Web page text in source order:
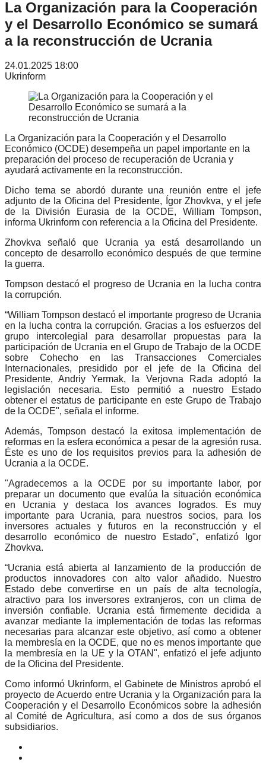
La Organización para la Cooperación
y el Desarrollo Económico se sumará
a la reconstrucción de Ucrania
24.01.2025 18:00
Ukrinform
La Organización para la Cooperación y el Desarrollo
Económico (OCDE) desempeña un papel importante en la
preparación del proceso de recuperación de Ucrania y
ayudará activamente en la reconstrucción.
Dicho tema se abordó durante una reunión entre el jefe
adjunto de la Oficina del Presidente, Ígor Zhovkva, y el jefe
de la División Eurasia de la OCDE, William Tompson,
informa Ukrinform con referencia a la Oficina del Presidente.
Zhovkva señaló que Ucrania ya está desarrollando un
concepto de desarrollo económico después de que termine
la guerra.
Tompson destacó el progreso de Ucrania en la lucha contra
la corrupción.
“William Tompson destacó el importante progreso de Ucrania
en la lucha contra la corrupción. Gracias a los esfuerzos del
grupo intercolegial para desarrollar propuestas para la
participación de Ucrania en el Grupo de Trabajo de la OCDE
sobre Cohecho en las Transacciones Comerciales
Internacionales, presidido por el jefe de la Oficina del
Presidente, Andriy Yermak, la Verjovna Rada adoptó la
legislación necesaria. Esto permitió a nuestro Estado
obtener el estatus de participante en este Grupo de Trabajo
de la OCDE", señala el informe.
Además, Tompson destacó la exitosa implementación de
reformas en la esfera económica a pesar de la agresión rusa.
Éste es uno de los requisitos previos para la adhesión de
Ucrania a la OCDE.
"Agradecemos a la OCDE por su importante labor, por
preparar un documento que evalúa la situación económica
en Ucrania y destaca los avances logrados. Es muy
importante para Ucrania, para nuestros socios, para los
inversores actuales y futuros en la reconstrucción y el
desarrollo económico de nuestro Estado", enfatizó Igor
Zhovkva.
“Ucrania está abierta al lanzamiento de la producción de
productos innovadores con alto valor añadido. Nuestro
Estado debe convertirse en un país de alta tecnología,
atractivo para los inversores extranjeros, con un clima de
inversión confiable. Ucrania está firmemente decidida a
avanzar mediante la implementación de todas las reformas
necesarias para alcanzar este objetivo, así como a obtener
la membresía en la OCDE, que no es menos importante que
la membresía en la UE y la OTAN", enfatizó el jefe adjunto
de la Oficina del Presidente.
Como informó Ukrinform, el Gabinete de Ministros aprobó el
proyecto de Acuerdo entre Ucrania y la Organización para la
Cooperación y el Desarrollo Económicos sobre la adhesión
al Comité de Agricultura, así como a dos de sus órganos
subsidiarios.